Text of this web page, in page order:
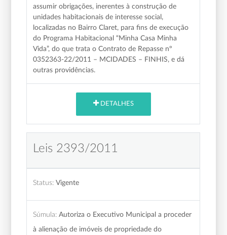
assumir obrigações, inerentes à construção de
unidades habitacionais de interesse social,
localizadas no Bairro Claret, para fins de execução
do Programa Habitacional “Minha Casa Minha
Vida”, do que trata o Contrato de Repasse nº
0352363-22/2011 – MCIDADES – FINHIS, e dá
outras providências.
DETALHES
Leis 2393/2011
Status: Vigente
Súmula: Autoriza o Executivo Municipal a proceder
à alienação de imóveis de propriedade do